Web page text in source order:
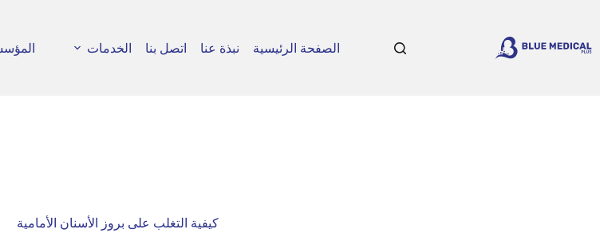
الصفحة الرئيسية نبذة عنا اتصل بنا الخدمات
كيفية التغلب على بروز الأسنان الأمامية